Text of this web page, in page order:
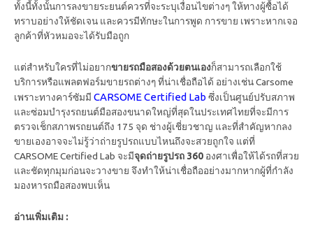
ทั้งนี้ทั้งนั้นการลงขายระยนต์ควรที่จะระบุเงื่อนไขต่างๆ ให้ทางผู้ซื้อได้
ทราบอย่างให้ชัดเจน และควรมีทักษะในการพูด การขาย เพราะหากเจอ
ลูกค้าที่หัวหมอจะได้รับมือถูก
แต่สำหรับใครที่ไม่อยากขายรถมือสองด้วยตนเองก็สามารถเลือกใช้
บริการหรือแพลตฟอร์มขายรถต่างๆ ที่น่าเชื่อถือได้ อย่างเช่น Carsome
เพราะทางคาร์ซัมมี CARSOME Certified Lab ซึ่งเป็นศูนย์ปรับสภาพ
และซ่อมบำรุงรถยนต์มือสองขนาดใหญ่ที่สุดในประเทศไทยที่จะมีการ
ตรวจเช็กสภาพรถยนต์ถึง 175 จุด ช่างผู้เชี่ยวชาญ และที่สำคัญหากลง
ขายเองอาจจะไม่รู้ว่าถ่ายรูปรถแบบไหนถึงจะสวยถูกใจ แต่ที่
CARSOME Certified Lab จะมีจุดถ่ายรูปรถ 360 องศาเพื่อให้ได้รถที่สวย
และชัดทุกมุมก่อนจะวางขาย จึงทำให้น่าเชื่อถืออย่างมากหากผู้ที่กำลัง
มองหารถมือสองพบเห็น
อ่านเพิ่มเติม :